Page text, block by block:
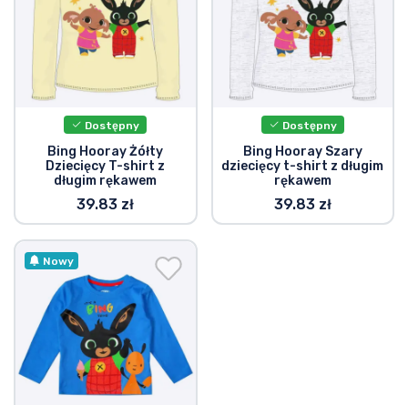
Dostępny
Bing Hooray Żółty
Dziecięcy T-shirt z
długim rękawem
39.83 zł
Dostępny
Bing Hooray Szary
dziecięcy t-shirt z długim
rękawem
39.83 zł
Nowy
Rzeczy filmowe
Wspaniałe rzeczy
Rzeczy z anime
Rzeczy dla graczy
Rzeczy sportowe
Rzeczy muzyczne
Typy produktów